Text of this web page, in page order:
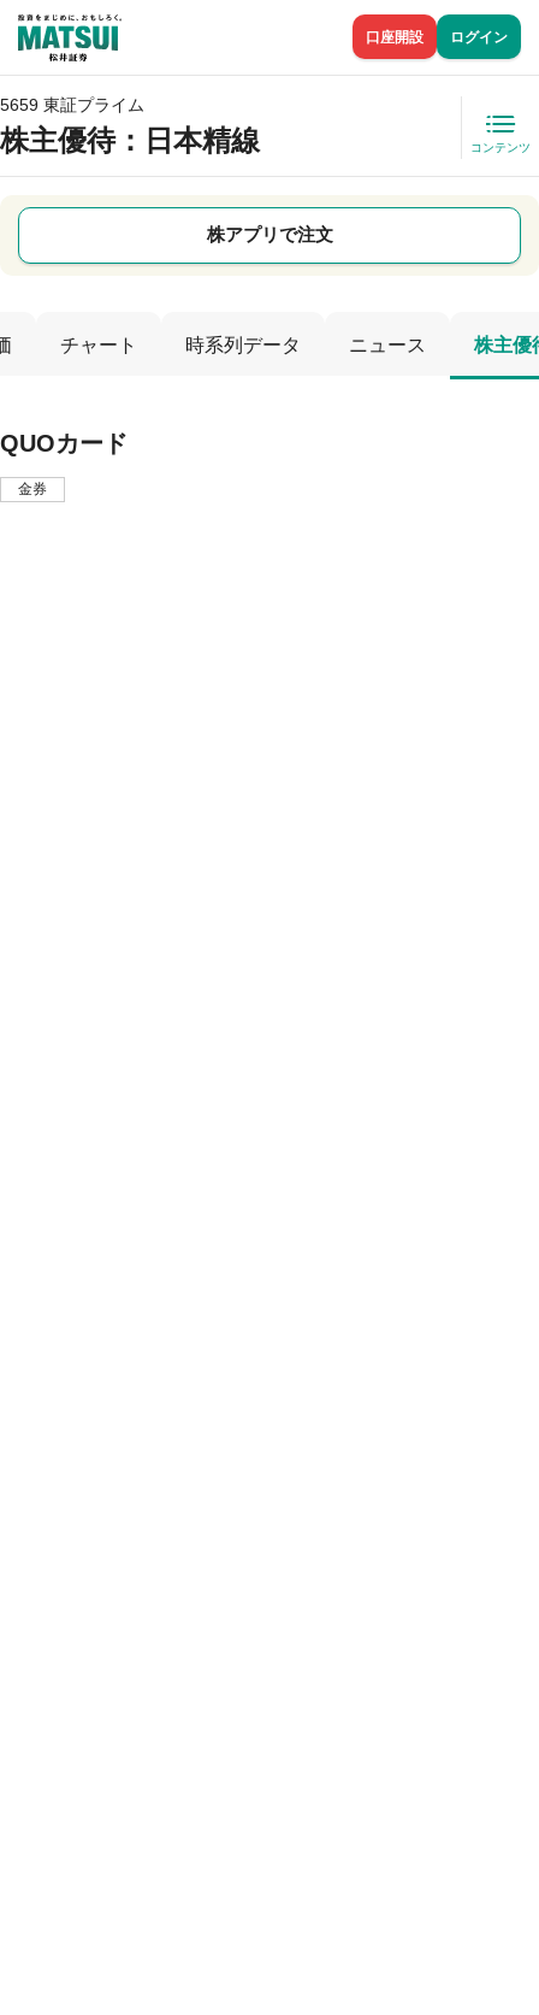
口座開設 ログイン
5659 東証プライム
株主優待：日本精線 コンテンツ
株アプリで注文
チャート 時系列データ ニュース 株主優
QUOカード
金券